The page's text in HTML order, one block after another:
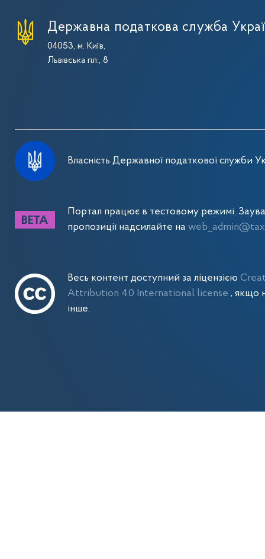
Державна податкова служба
04053, м. Київ,
Львівська пл., 8
Власність Державної податкової служби
Портал працює в тестовому режимі.
пропозиції надсилайте на
Весь контент доступний за ліцензією
Attribution 4.0 International license, якщо
інше.